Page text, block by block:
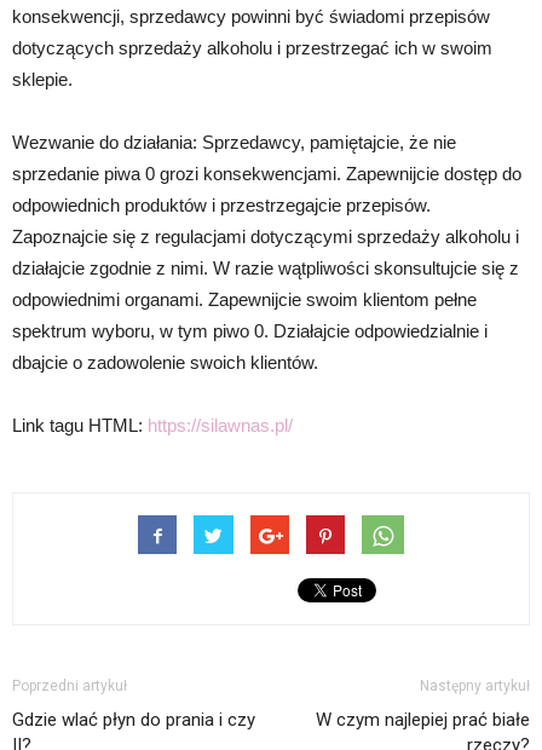
konsekwencji, sprzedawcy powinni być świadomi przepisów
dotyczących sprzedaży alkoholu i przestrzegać ich w swoim
sklepie.
Wezwanie do działania: Sprzedawcy, pamiętajcie, że nie
sprzedanie piwa 0 grozi konsekwencjami. Zapewnijcie dostęp do
odpowiednich produktów i przestrzegajcie przepisów.
Zapoznajcie się z regulacjami dotyczącymi sprzedaży alkoholu i
działajcie zgodnie z nimi. W razie wątpliwości skonsultujcie się z
odpowiednimi organami. Zapewnijcie swoim klientom pełne
spektrum wyboru, w tym piwo 0. Działajcie odpowiedzialnie i
dbajcie o zadowolenie swoich klientów.
Link tagu HTML: https://silawnas.pl/
Poprzedni artykuł
Gdzie wlać płyn do prania i czy
II?
Następny artykuł
W czym najlepiej prać białe
rzeczy?